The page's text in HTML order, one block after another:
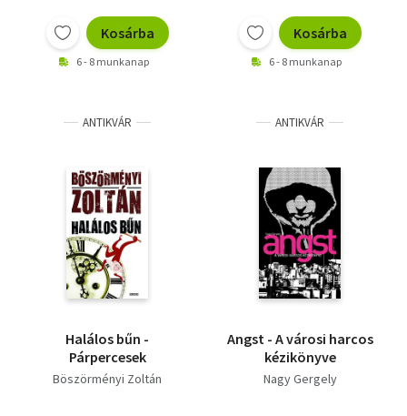
Kosárba
6 - 8 munkanap
Kosárba
6 - 8 munkanap
ANTIKVÁR
Halálos bűn -
Párpercesek
Böszörményi Zoltán
ANTIKVÁR
Angst - A városi harcos
kézikönyve
Nagy Gergely